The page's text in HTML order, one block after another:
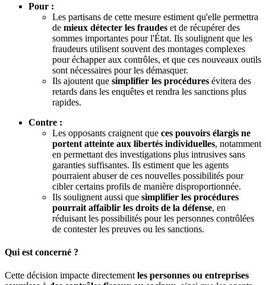
Pour :
Les partisans de cette mesure estiment qu'elle permettra
de mieux détecter les fraudes et de récupérer des
sommes importantes pour l'État. Ils soulignent que les
fraudeurs utilisent souvent des montages complexes
pour échapper aux contrôles, et que ces nouveaux outils
sont nécessaires pour les démasquer.
Ils ajoutent que simplifier les procédures évitera des
retards dans les enquêtes et rendra les sanctions plus
rapides.
Contre :
Les opposants craignent que ces pouvoirs élargis ne
portent atteinte aux libertés individuelles, notamment
en permettant des investigations plus intrusives sans
garanties suffisantes. Ils estiment que les agents
pourraient abuser de ces nouvelles possibilités pour
cibler certains profils de manière disproportionnée.
Ils soulignent aussi que simplifier les procédures
pourrait affaiblir les droits de la défense, en
réduisant les possibilités pour les personnes contrôlées
de contester les preuves ou les sanctions.
Qui est concerné ?
Cette décision impacte directement les personnes ou entreprises